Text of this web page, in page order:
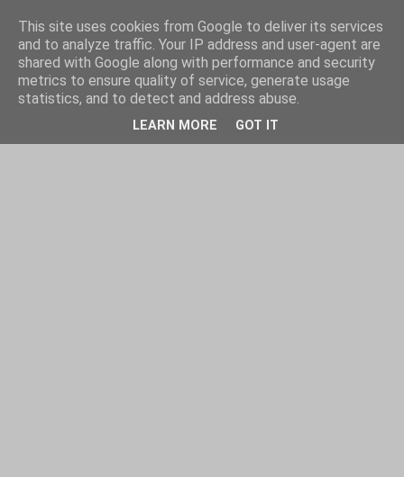
This site uses cookies from Google to deliver its services
and to analyze traffic. Your IP address and user-agent are
shared with Google along with performance and security
metrics to ensure quality of service, generate usage
statistics, and to detect and address abuse.
LEARN MORE GOT IT